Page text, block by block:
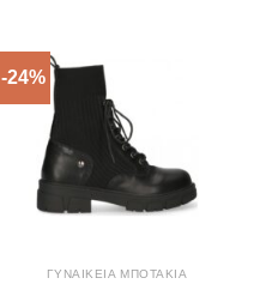
-24%
ΓΥΝΑΙΚΕΊΑ ΜΠΟΤΆΚΙΑ